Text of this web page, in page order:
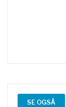
SE OGSÅ